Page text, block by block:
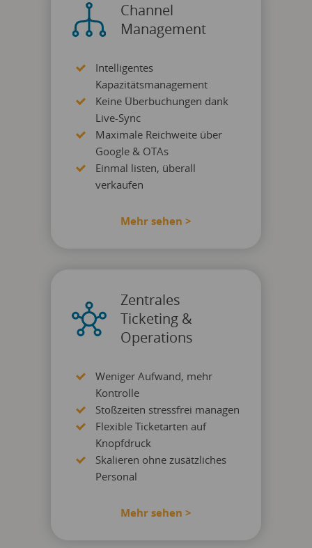
Channel
Management
Intelligentes
Kapazitätsmanagement
Keine Überbuchungen dank
Live-Sync
Maximale Reichweite über
Google & OTAs
Einmal listen, überall
verkaufen
Mehr sehen >
Zentrales
Ticketing &
Operations
Weniger Aufwand, mehr
Kontrolle
Stoßzeiten stressfrei managen
Flexible Ticketarten auf
Knopfdruck
Skalieren ohne zusätzliches
Personal
Mehr sehen >